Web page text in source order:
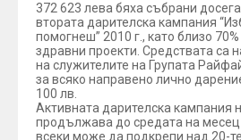
372 623 лева бяха събрани
втората дарителска кампания
помогнеш” 2010 г., като близо
здравни проекти. Средствата са
на служителите на Групата
за всяко направено лично
100 лв.
Активната дарителска кампания
продължава до средата на месец
всеки може да подкрепи над 20-